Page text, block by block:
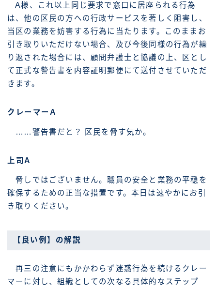
A様、これ以上同じ要求で窓口に居座られる行為
は、他の区民の方への行政サービスを著しく阻害し、
当区の業務を妨害する行為に当たります。このままお
引き取りいただけない場合、及び今後同様の行為が繰
り返された場合には、顧問弁護士と協議の上、区とし
て正式な警告書を内容証明郵便にて送付させていただ
きます。
クレーマーA
……警告書だと？ 区民を脅す気か。
上司A
脅しではございません。職員の安全と業務の平穏を
確保するための正当な措置です。本日は速やかにお引
き取りください。
【良い例】の解説
再三の注意にもかかわらず迷惑行為を続けるクレー
マーに対し、組織としての次なる具体的なステップ